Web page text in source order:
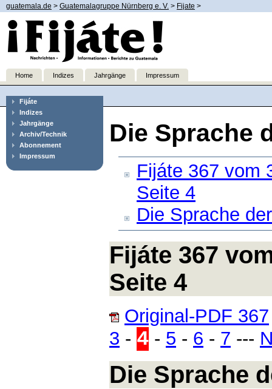
guatemala.de > Guatemalagruppe Nürnberg e. V. > Fijate >
Home Indizes Jahrgänge Impressum
Fijáte
Indizes
Jahrgänge
Archiv/Technik
Abonnement
Impressum
Die Sprache
Fijáte 367 vom
Seite 4
Die Sprache
Fijáte 367
Seite 4
Original-PDF 367
3 - 4 - 5 - 6 - 7 ---
Die Sprache